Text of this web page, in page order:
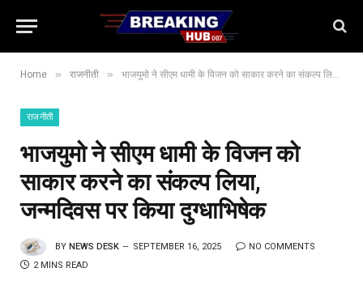
Home » राजनीती » भाजयुमो ने सीएम धामी के विजन को साकार करने का संकल्प लिया, जन्मदिवस पर किया दुग्धाभिषेक
राजनीती
भाजयुमो ने सीएम धामी के विजन को
साकार करने का संकल्प लिया,
जन्मदिवस पर किया दुग्धाभिषेक
BY NEWS DESK SEPTEMBER 16, 2025
NO COMMENTS
2 MINS READ